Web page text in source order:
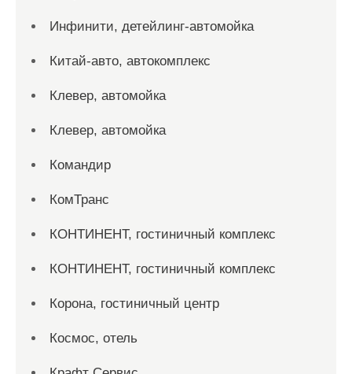
Инфинити, детейлинг-автомойка
Китай-авто, автокомплекс
Клевер, автомойка
Клевер, автомойка
Командир
КомТранс
КОНТИНЕНТ, гостиничный комплекс
КОНТИНЕНТ, гостиничный комплекс
Корона, гостиничный центр
Космос, отель